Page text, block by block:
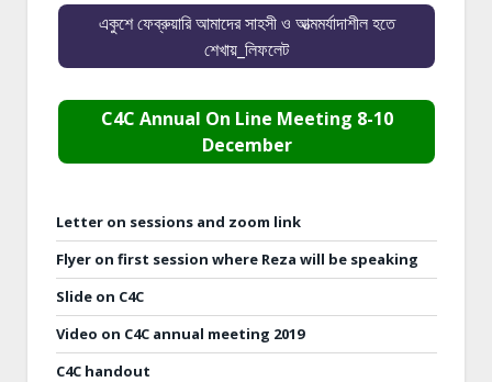
একুশে ফেব্রুয়ারি আমাদের সাহসী ও আত্মমর্যাদাশীল হতে
শেখায়_লিফলেট
C4C Annual On Line Meeting 8-10
December
Letter on sessions and zoom link
Flyer on first session where Reza will be speaking
Slide on C4C
Video on C4C annual meeting 2019
C4C handout